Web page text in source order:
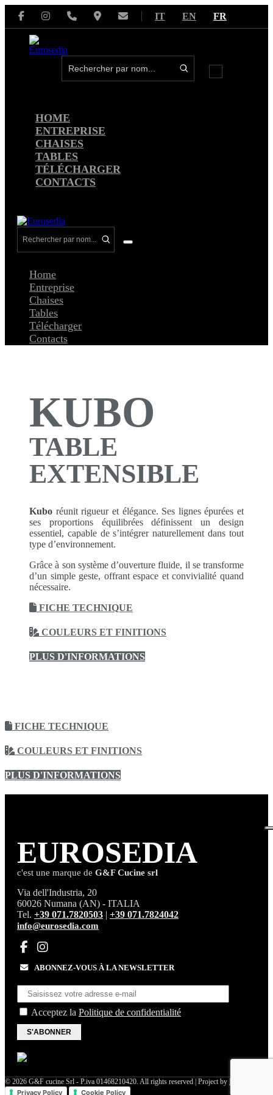
Aller
contenu
IT EN FR
basculer
HOME
ENTREPRISE
CHAISES
TABLES
TÉLÉCHARGER
CONTACTS
basculer
Home
Entreprise
Chaises
Tables
Télécharger
Contacts
KUBO
TABLE
EXTENSIBLE
Kubo réunit rigueur et élégance. Ses lignes épurées et
ses proportions équilibrées définissent un design
essentiel, capable de s’intégrer naturellement dans tout
type d’environnement.
Grâce à son système d’ouverture fluide, il se transforme
d’un simple geste, offrant espace et convivialité quand
nécessaire.
FICHE TECHNIQUE
COULEURS ET FINITIONS
PLUS D'INFORMATIONS
FICHE TECHNIQUE
COULEURS ET FINITIONS
PLUS D'INFORMATIONS
EUROSEDIA
c'est une marque de G&F Cucine srl
Via dell'Industria, 20
60026 Numana (AN) - ITALIA
Tel. +39 071.7820503 | +39 071.7824042
info@eurosedia.com
ABONNEZ-VOUS À LA NEWSLETTER
Acceptez la Politique de confidentialité
S'ABONNER
© 2026 G&F cucine Srl - P.iva 01468210420. All rights reserved | Project by Life Color
Privacy Policy
Cookie Policy